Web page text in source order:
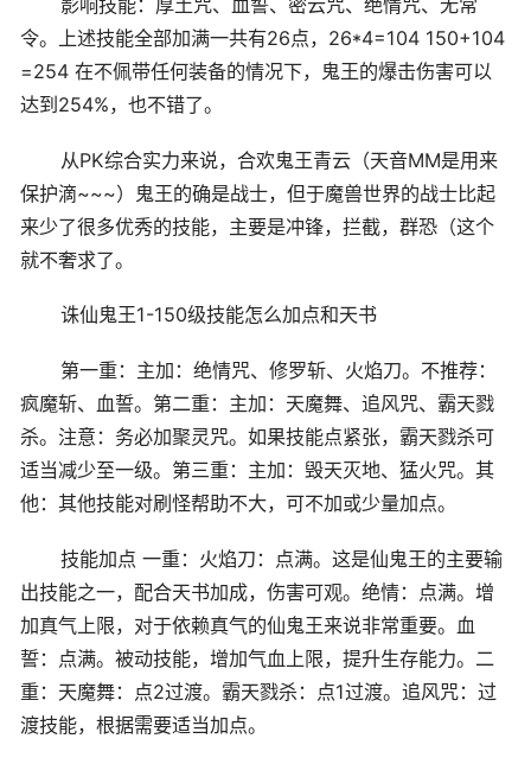
令。上述技能全部加满一共有26点，26*4=104 150+104
=254 在不佩带任何装备的情况下，鬼王的爆击伤害可以
达到254%，也不错了。
从PK综合实力来说，合欢鬼王青云（天音MM是用来
保护滴~~~）鬼王的确是战士，但于魔兽世界的战士比起
来少了很多优秀的技能，主要是冲锋，拦截，群恐（这个
就不奢求了。
诛仙鬼王1-150级技能怎么加点和天书
第一重：主加：绝情咒、修罗斩、火焰刀。不推荐：
疯魔斩、血誓。第二重：主加：天魔舞、追风咒、霸天戮
杀。注意：务必加聚灵咒。如果技能点紧张，霸天戮杀可
适当减少至一级。第三重：主加：毁天灭地、猛火咒。其
他：其他技能对刷怪帮助不大，可不加或少量加点。
技能加点 一重：火焰刀：点满。这是仙鬼王的主要输
出技能之一，配合天书加成，伤害可观。绝情：点满。增
加真气上限，对于依赖真气的仙鬼王来说非常重要。血
誓：点满。被动技能，增加气血上限，提升生存能力。二
重：天魔舞：点2过渡。霸天戮杀：点1过渡。追风咒：过
渡技能，根据需要适当加点。